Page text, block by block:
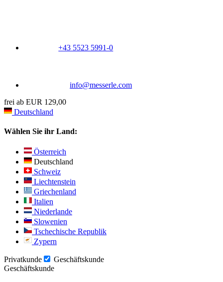
+43 5523 5991-0
info@messerle.com
frei ab EUR 129,00
Deutschland
Wählen Sie ihr Land:
Österreich
Deutschland
Schweiz
Liechtenstein
Griechenland
Italien
Niederlande
Slowenien
Tschechische Republik
Zypern
Privatkunde
Geschäftskunde
Geschäftskunde